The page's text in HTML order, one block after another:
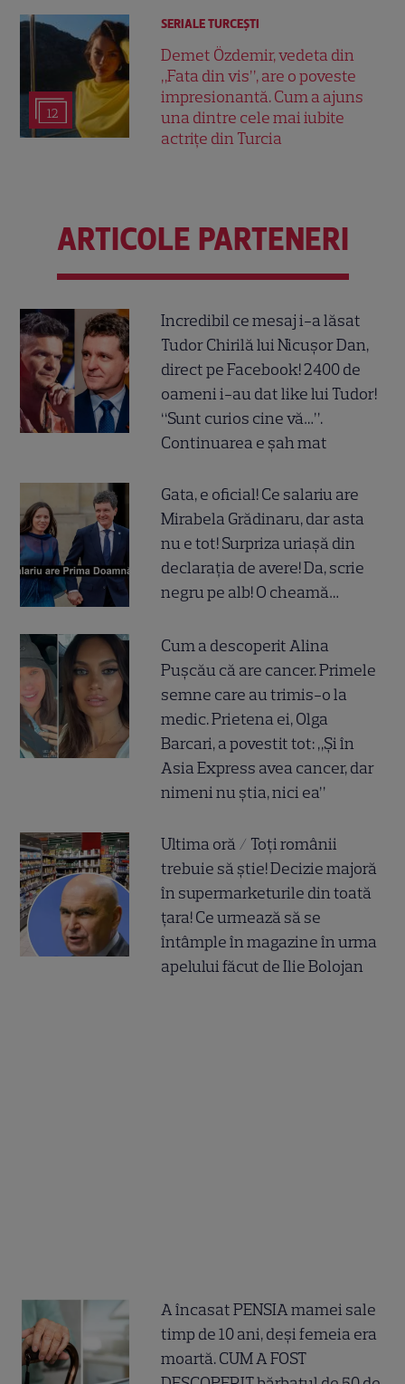
12
SERIALE TURCEŞTI
Demet Özdemir, vedeta din
„Fata din vis”, are o poveste
impresionantă. Cum a ajuns
una dintre cele mai iubite
actrițe din Turcia
ARTICOLE PARTENERI
Incredibil ce mesaj i-a lăsat
Tudor Chirilă lui Nicușor Dan,
direct pe Facebook! 2400 de
oameni i-au dat like lui Tudor!
“Sunt curios cine vă…”.
Continuarea e șah mat
Gata, e oficial! Ce salariu are
Mirabela Grădinaru, dar asta
nu e tot! Surpriza uriașă din
declarația de avere! Da, scrie
negru pe alb! O cheamă…
Cum a descoperit Alina
Pușcău că are cancer. Primele
semne care au trimis-o la
medic. Prietena ei, Olga
Barcari, a povestit tot: „Și în
Asia Express avea cancer, dar
nimeni nu știa, nici ea”
Ultima oră / Toți românii
trebuie să știe! Decizie majoră
în supermarketurile din toată
țara! Ce urmează să se
întâmple în magazine în urma
apelului făcut de Ilie Bolojan
A încasat PENSIA mamei sale
timp de 10 ani, deși femeia era
moartă. CUM A FOST